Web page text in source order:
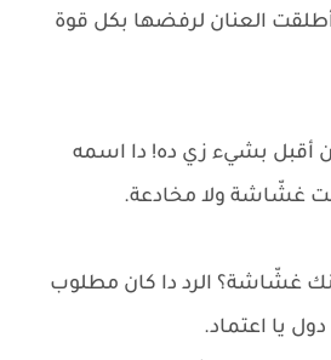
العنان لرفضها بكل قوة
أقبل بشيء زي ده! دا اسمه
غشّاشة ولا مخادعة.
غشّاشة؟ الرد دا كان مطلوب
يا اعتماد.